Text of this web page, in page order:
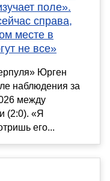
поле».
справа,
месте в
не все»
Юрген
наблюдения за
между
(2:0). «Я
его...